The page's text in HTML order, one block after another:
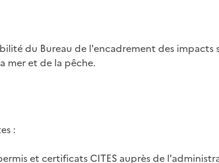
du Bureau de l'encadrement des impacts
mer et de la pêche.
:
et certificats CITES auprès de